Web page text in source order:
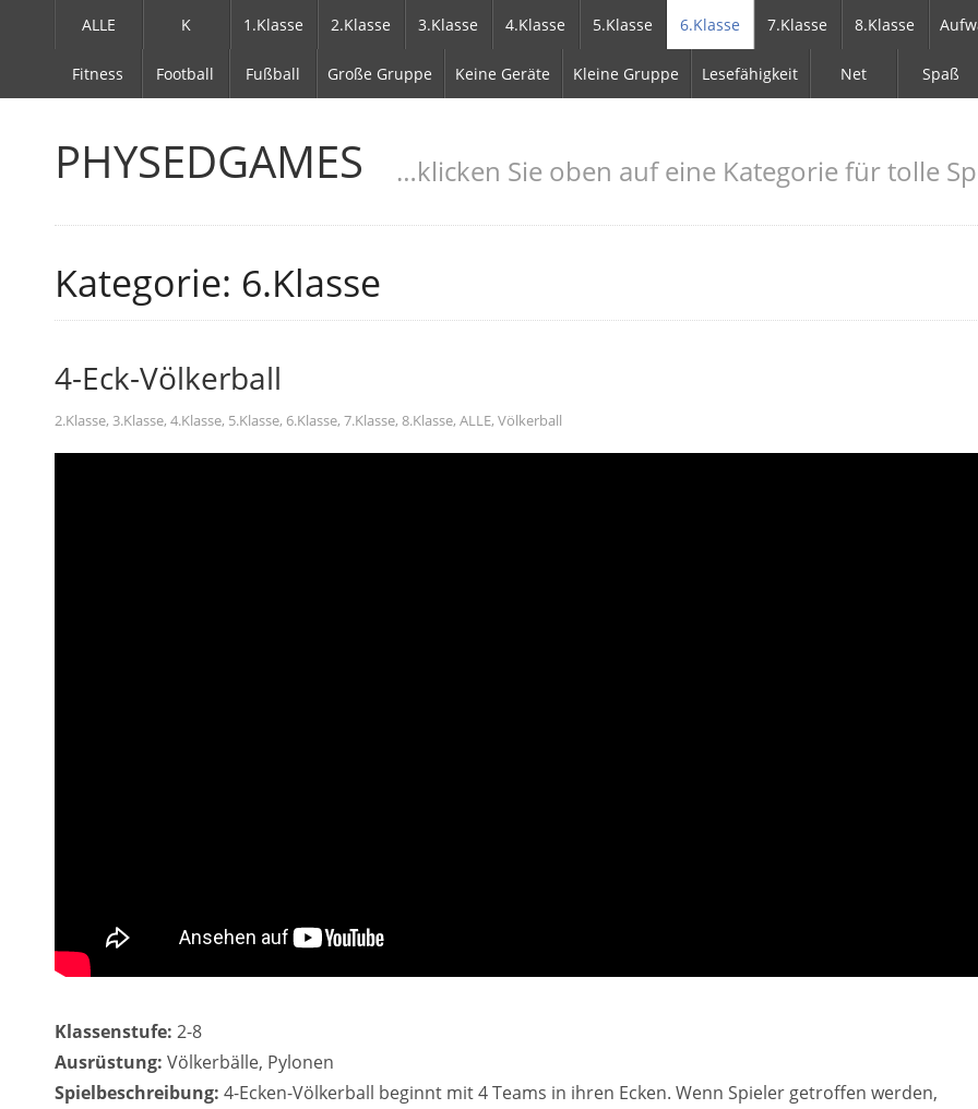
ALLE K 1.Klasse 2.Klasse 3.Klasse 4.Klasse 5.Klasse 6.Klasse 7.Klasse 8.Klasse
Fitness Football Fußball Große Gruppe Keine Geräte Kleine Gruppe Lesefähigkeit Net Spaß
PHYSEDGAMES …klicken Sie oben auf eine Kategorie für tolle
Kategorie: 6.Klasse
4-Eck-Völkerball
2.Klasse, 3.Klasse, 4.Klasse, 5.Klasse, 6.Klasse, 7.Klasse, 8.Klasse, ALLE, Völkerball
Klassenstufe: 2-8
Ausrüstung: Völkerbälle, Pylonen
Spielbeschreibung: 4-Ecken-Völkerball beginnt mit 4 Teams in ihren Ecken. Wenn Spieler getroffen werden,